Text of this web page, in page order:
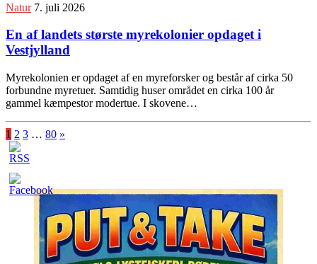
Natur 7. juli 2026
En af landets største myrekolonier opdaget i
Vestjylland
Myrekolonien er opdaget af en myreforsker og består af cirka 50
forbundne myretuer. Samtidig huser området en cirka 100 år
gammel kæmpestor modertue. I skovene…
1 2 3 … 80 »